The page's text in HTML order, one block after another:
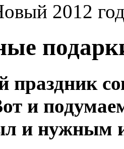
2012
праздник
и
и нужным